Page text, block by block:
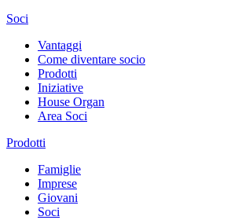
Soci
Vantaggi
Come diventare socio
Prodotti
Iniziative
House Organ
Area Soci
Prodotti
Famiglie
Imprese
Giovani
Soci